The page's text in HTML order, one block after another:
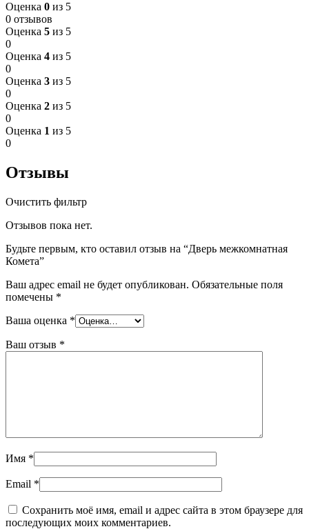
Оценка 0 из 5
0 отзывов
Оценка 5 из 5
0
Оценка 4 из 5
0
Оценка 3 из 5
0
Оценка 2 из 5
0
Оценка 1 из 5
0
Отзывы
Очистить фильтр
Отзывов пока нет.
Будьте первым, кто оставил отзыв на “Дверь межкомнатная
Комета”
Ваш адрес email не будет опубликован. Обязательные поля
помечены *
Ваша оценка *
Ваш отзыв *
Имя *
Email *
Сохранить моё имя, email и адрес сайта в этом браузере для
последующих моих комментариев.